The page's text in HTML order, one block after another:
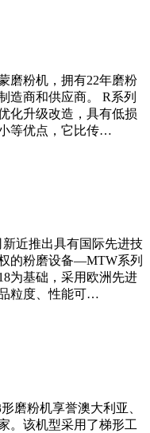
磨粉机，拥有22年磨粉
造商和供应商。 R系列
化升级改造，具有低损
等优点，它比传…
近推出具有国际先进技
的粉磨设备—MTW系列
为基础，采用欧洲先进
粒度、性能可…
磨粉机享誉澳大利亚、
。该机型采用了梯形工